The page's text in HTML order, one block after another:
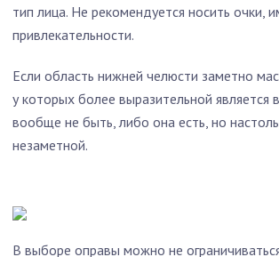
тип лица. Не рекомендуется носить очки,
привлекательности.
Если область нижней челюсти заметно
у которых более выразительной
вообще не быть, либо она есть, но
незаметной.
В выборе оправы можно не